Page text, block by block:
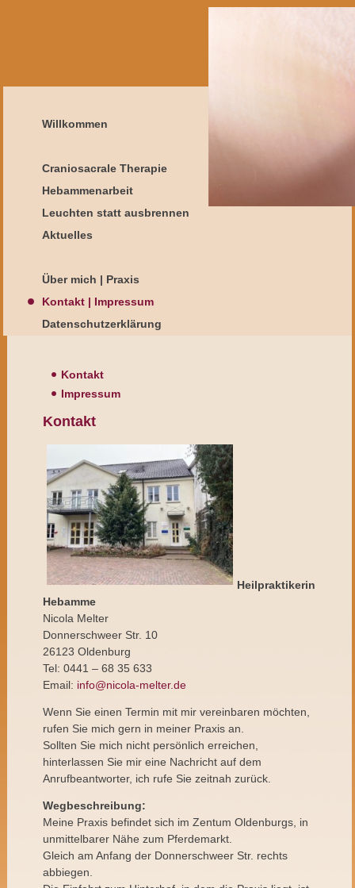
Willkommen
Craniosacrale Therapie
Hebammenarbeit
Leuchten statt ausbrennen
Aktuelles
Über mich | Praxis
Kontakt | Impressum
Datenschutzerklärung
Kontakt
Impressum
Kontakt
Heilpraktikerin
Hebamme
Nicola Melter
Donnerschweer Str. 10
26123 Oldenburg
Tel: 0441 – 68 35 633
Email: info@nicola-melter.de
Wenn Sie einen Termin mit mir vereinbaren möchten,
rufen Sie mich gern in meiner Praxis an.
Sollten Sie mich nicht persönlich erreichen,
hinterlassen Sie mir eine Nachricht auf dem
Anrufbeantworter, ich rufe Sie zeitnah zurück.
Wegbeschreibung:
Meine Praxis befindet sich im Zentum Oldenburgs, in
unmittelbarer Nähe zum Pferdemarkt.
Gleich am Anfang der Donnerschweer Str. rechts
abbiegen.